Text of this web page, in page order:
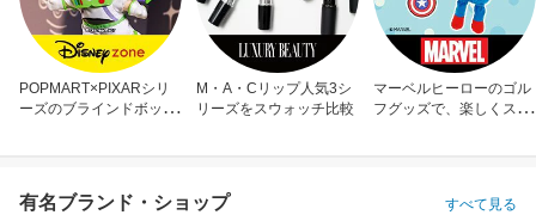
POPMART×PIXARシリ
ーズのブラインドボック
M・A・Cリップ人気3シ
リーズをスウォッチ比較
マーベルヒーローのゴル
フグッズで、楽しくスコ
有名ブランド・ショップ すべて見る